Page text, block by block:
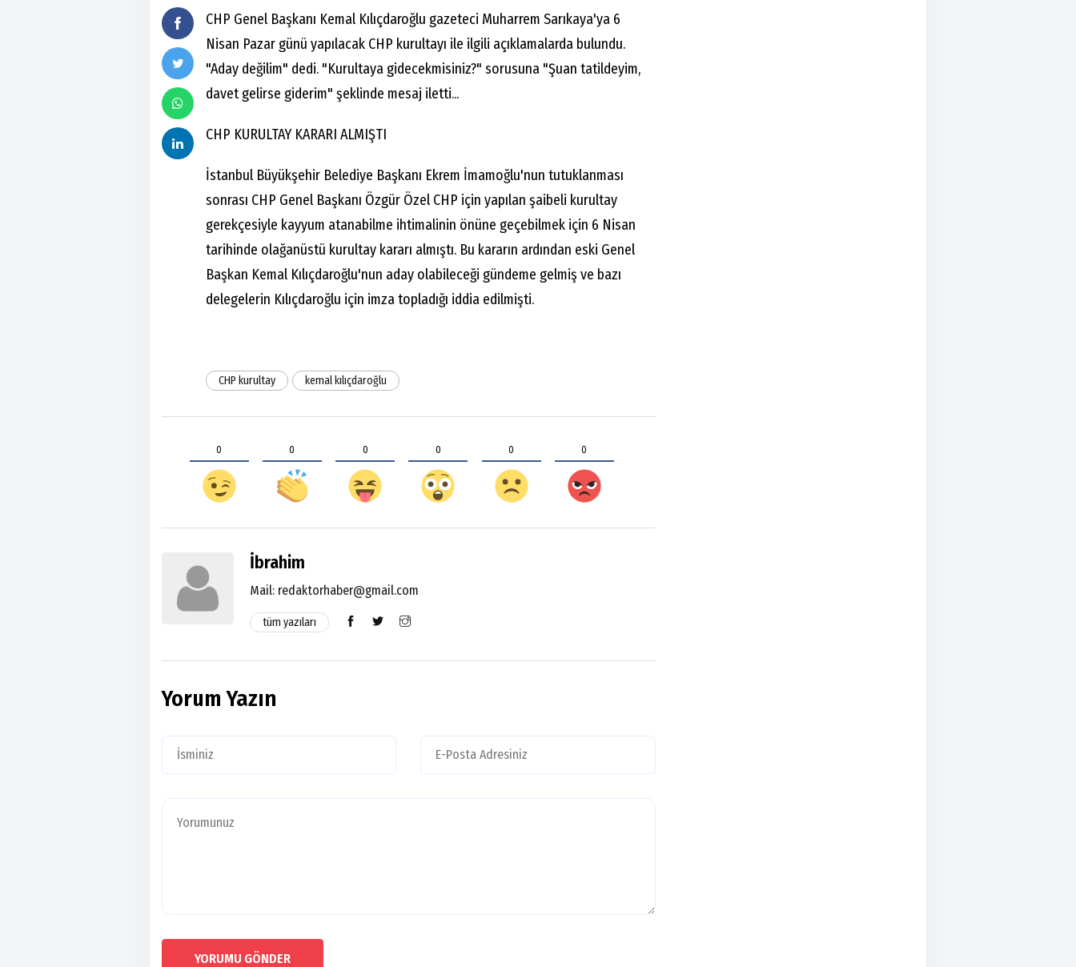
CHP Genel Başkanı Kemal Kılıçdaroğlu gazeteci Muharrem Sarıkaya'ya 6
Nisan Pazar günü yapılacak CHP kurultayı ile ilgili açıklamalarda bulundu.
"Aday değilim" dedi. "Kurultaya gidecekmisiniz?" sorusuna "Şuan tatildeyim,
davet gelirse giderim" şeklinde mesaj iletti...
CHP KURULTAY KARARI ALMIŞTI
İstanbul Büyükşehir Belediye Başkanı Ekrem İmamoğlu'nun tutuklanması
sonrası CHP Genel Başkanı Özgür Özel CHP için yapılan şaibeli kurultay
gerekçesiyle kayyum atanabilme ihtimalinin önüne geçebilmek için 6 Nisan
tarihinde olağanüstü kurultay kararı almıştı. Bu kararın ardından eski Genel
Başkan Kemal Kılıçdaroğlu'nun aday olabileceği gündeme gelmiş ve bazı
delegelerin Kılıçdaroğlu için imza topladığı iddia edilmişti.
CHP kurultay kemal kılıçdaroğlu
0 0 0 0 0 0
İbrahim
Mail: redaktorhaber@gmail.com
tüm yazıları
Yorum Yazın
YORUMU GÖNDER